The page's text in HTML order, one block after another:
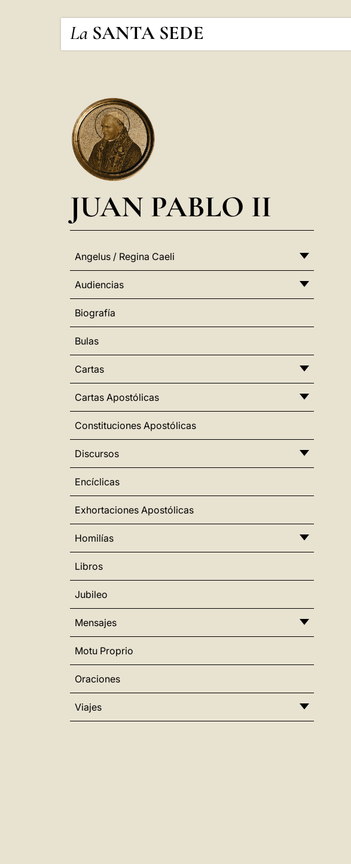
La SANTA SEDE
JUAN PABLO II
Angelus / Regina Caeli
Audiencias
Biografía
Bulas
Cartas
Cartas Apostólicas
Constituciones Apostólicas
Discursos
Encíclicas
Exhortaciones Apostólicas
Homilías
Libros
Jubileo
Mensajes
Motu Proprio
Oraciones
Viajes